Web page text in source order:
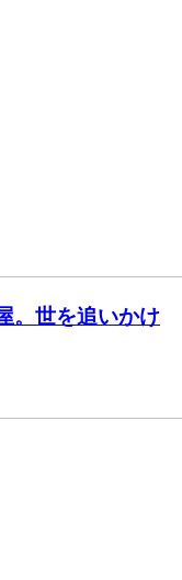
。世を追いかけ